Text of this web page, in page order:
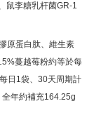
鼠李糖乳杆菌GR-1
原蛋白肽、維生素
蔓越莓粉約等於每
日1袋、30天周期計
年約補充164.25g